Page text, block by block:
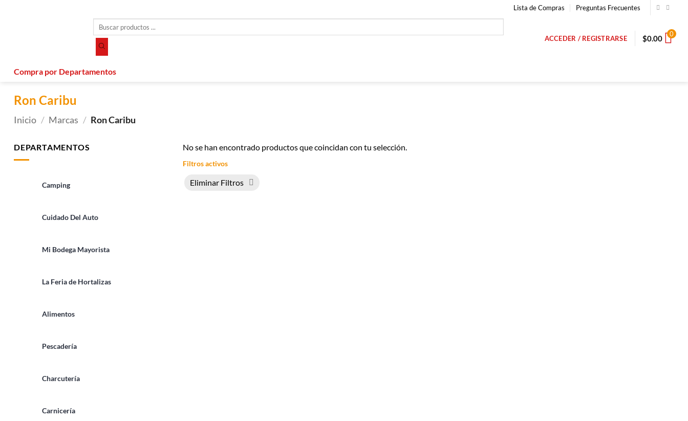
Lista de Compras Preguntas Frecuentes
productos
ACCEDER / REGISTRARSE $0.00 0
Compra por Departamentos
Ron Caribu
Inicio / Marcas / Ron Caribu
DEPARTAMENTOS
Camping
Cuidado Del Auto
Mi Bodega Mayorista
La Feria de Hortalizas
Alimentos
Pescadería
Charcutería
Carnicería
No se han encontrado productos que coincidan con tu selección.
Filtros activos
Eliminar Filtros